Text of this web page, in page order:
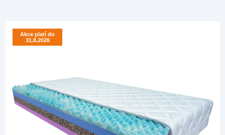
Akce platí do
31.8.2026
Akce platí do
31.8.2026